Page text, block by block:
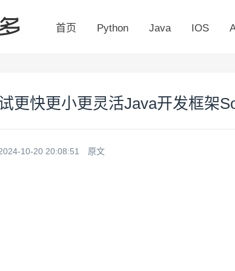
首页 Python Java IOS
更快更小更灵活Java开发框架
10-20 20:08:51 原文